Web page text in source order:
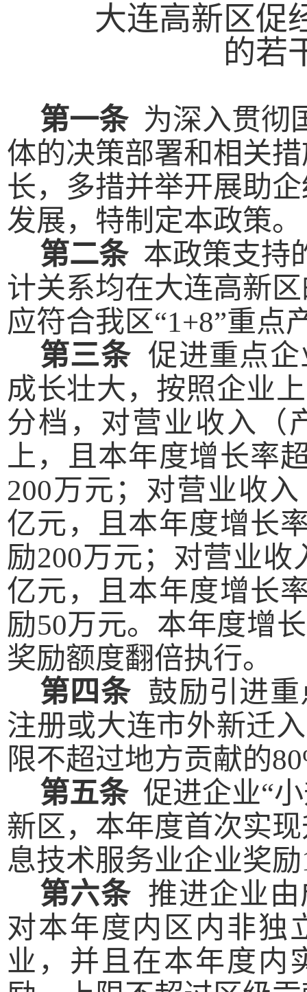
大连高新区促
的若
第一条 为深入贯彻
体的决策部署和相关
长， 多措并举开展助
发展，特制定本政策。
第二条 本政策支持
计关系均在大连高新
应符合我区“1+8”重点
第三条 促进重点
成长壮大，按照企业
分档， 对营业收入（
上，且本年度增长率
200万元；对营业收
亿元，且本年度增长
励200万元；对营业
亿元，且本年度增长
励50万元。 本年度增
奖励额度翻倍执行。
第四条 鼓励引进
注册或大连市外新迁
限不超过地方贡献的8
第五条 促进企业“
新区，本年度首次实现
息技术服务业企业奖励
第六条 推进企业
对本年度内 区内非独
业， 并且在本年度内